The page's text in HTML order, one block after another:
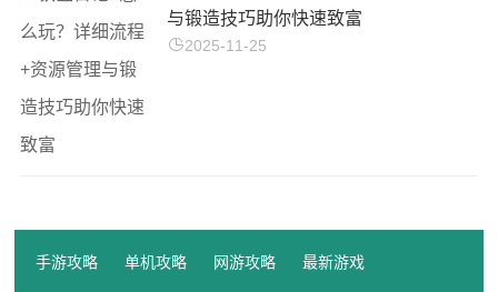
与锻造技巧助你快速致富
2025-11-25
手游攻略 单机攻略 网游攻略 最新游戏